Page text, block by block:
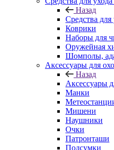
Назад
Средства
Коврики
Наборы для
Оружейная
Шомполы,
Аксессуары для
Назад
Аксессуары
Манки
Мишени
Наушники
Очки
Патронташи
Подсумки